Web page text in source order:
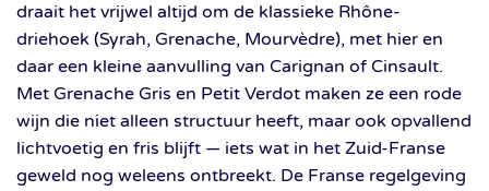
draait het vrijwel altijd om de klassieke Rhône-
driehoek (Syrah, Grenache, Mourvèdre), met hier en
daar een kleine aanvulling van Carignan of Cinsault.
Met Grenache Gris en Petit Verdot maken ze een rode
wijn die niet alleen structuur heeft, maar ook opvallend
lichtvoetig en fris blijft — iets wat in het Zuid-Franse
geweld nog weleens ontbreekt. De Franse regelgeving